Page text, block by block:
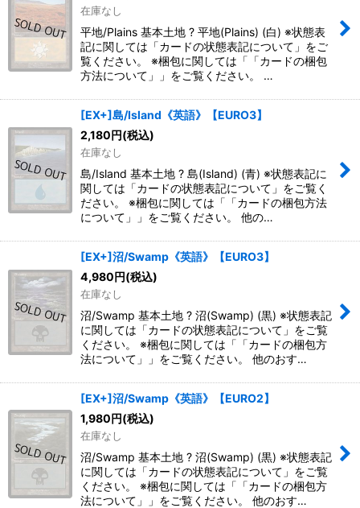
在庫なし
平地/Plains 基本土地 ? 平地(Plains) (白) ※状態表
記に関しては「カードの状態表記について」をご
覧ください。 ※梱包に関しては「「カードの梱包
方法について」」をご覧ください。 …
[EX+]島/Island《英語》【EURO3】
2,180円(税込)
在庫なし
島/Island 基本土地 ? 島(Island) (青) ※状態表記に
関しては「カードの状態表記について」をご覧く
ださい。 ※梱包に関しては「「カードの梱包方法
について」」をご覧ください。 他の…
[EX+]沼/Swamp《英語》【EURO3】
4,980円(税込)
在庫なし
沼/Swamp 基本土地 ? 沼(Swamp) (黒) ※状態表記
に関しては「カードの状態表記について」をご覧
ください。 ※梱包に関しては「「カードの梱包方
法について」」をご覧ください。 他のおす…
[EX+]沼/Swamp《英語》【EURO2】
1,980円(税込)
在庫なし
沼/Swamp 基本土地 ? 沼(Swamp) (黒) ※状態表記
に関しては「カードの状態表記について」をご覧
ください。 ※梱包に関しては「「カードの梱包方
法について」」をご覧ください。 他のおす…